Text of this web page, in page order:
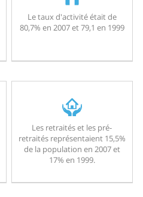
Le taux d'activité était de
80,7% en 2007 et 79,1 en 1999
Les retraités et les pré-
retraités représentaient 15,5%
de la population en 2007 et
17% en 1999.